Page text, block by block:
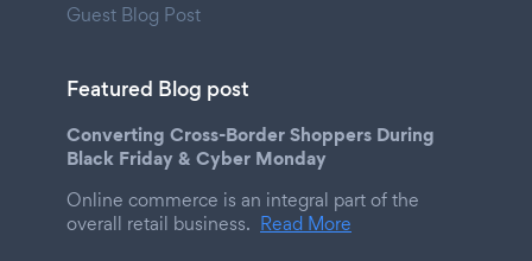
Guest Blog Post
Featured Blog post
Converting Cross-Border Shoppers During
Black Friday & Cyber Monday
Online commerce is an integral part of the
overall retail business. Read More